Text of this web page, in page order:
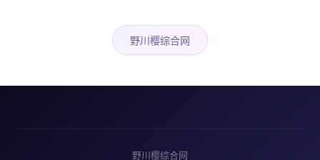
野川樱综合网
野川樱综合网